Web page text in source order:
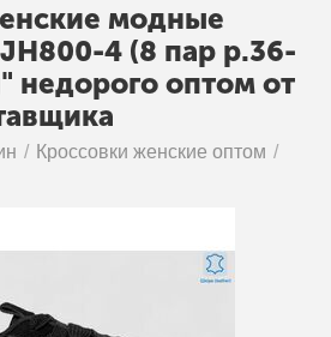
модные
4 (8 пар р.36-
недорого оптом от
/ Кроссовки женские оптом /